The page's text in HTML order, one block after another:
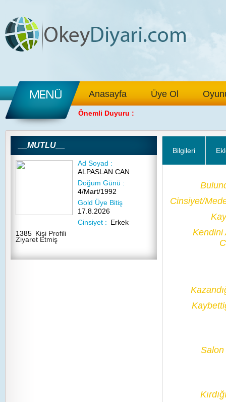
Anasayfa Üye Ol
Önemli Duyuru :
__MUTLU__
Ad Soyad :
ALPASLAN CAN
Doğum Günü :
4/Mart/1992
Gold Üye Bitiş
17.8.2026
Cinsiyet : Erkek
1385 Kişi Profili
Ziyaret Etmiş
Bilgileri
Cinsiyet/
Kendini